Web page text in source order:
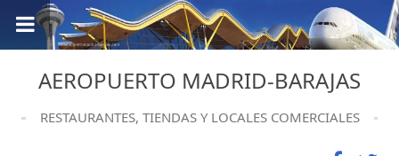
AEROPUERTO MADRID-BARAJAS
RESTAURANTES, TIENDAS Y LOCALES COMERCIALES